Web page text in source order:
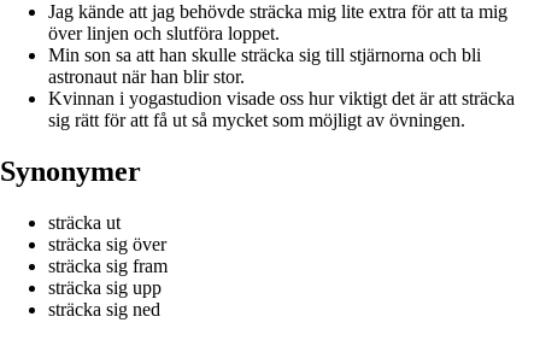
Jag kände att jag behövde sträcka mig lite extra för att ta mig
över linjen och slutföra loppet.
Min son sa att han skulle sträcka sig till stjärnorna och bli
astronaut när han blir stor.
Kvinnan i yogastudion visade oss hur viktigt det är att sträcka
sig rätt för att få ut så mycket som möjligt av övningen.
Synonymer
sträcka ut
sträcka sig över
sträcka sig fram
sträcka sig upp
sträcka sig ned